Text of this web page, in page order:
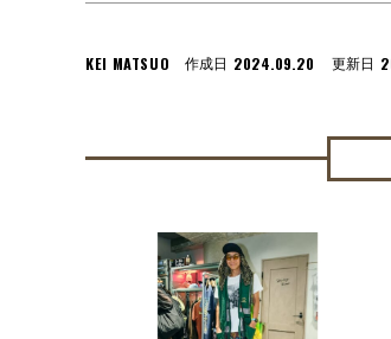
KEI MATSUO 作成日 2024.09.20 更新日